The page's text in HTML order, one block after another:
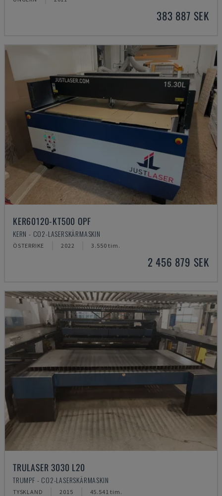
383 887 SEK
KER60120-KT500 OPF
KERN - CO2-LASERSKÄRMASKIN
ÖSTERRIKE 2022 3.550 tim.
2 456 879 SEK
TRULASER 3030 L20
TRUMPF - CO2-LASERSKÄRMASKIN
TYSKLAND 2015 45.541 tim.